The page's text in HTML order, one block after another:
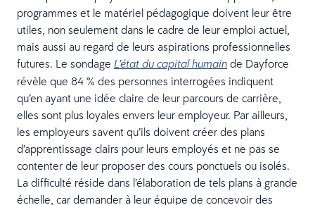
programmes et le matériel pédagogique doivent leur être
utiles, non seulement dans le cadre de leur emploi actuel,
mais aussi au regard de leurs aspirations professionnelles
futures. Le sondage L’état du capital humain de Dayforce
révèle que 84 % des personnes interrogées indiquent
qu’en ayant une idée claire de leur parcours de carrière,
elles sont plus loyales envers leur employeur. Par ailleurs,
les employeurs savent qu’ils doivent créer des plans
d’apprentissage clairs pour leurs employés et ne pas se
contenter de leur proposer des cours ponctuels ou isolés.
La difficulté réside dans l’élaboration de tels plans à grande
échelle, car demander à leur équipe de concevoir des